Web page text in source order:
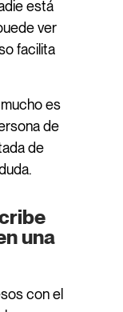
está
ver
facilita
es
de
de
una
con el